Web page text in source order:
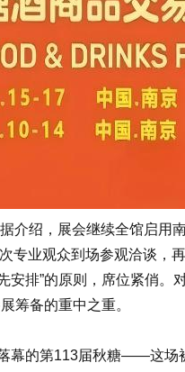
介绍，展会继续全馆启用
专业观众到场参观洽谈，
排”的原则，席位紧俏。
筹备的重中之重。
幕的第113届秋糖——这场